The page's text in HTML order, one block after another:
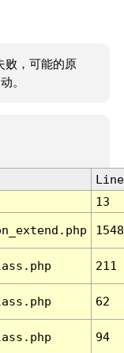
败，可能的原
。
Line
13
1548
211
62
94